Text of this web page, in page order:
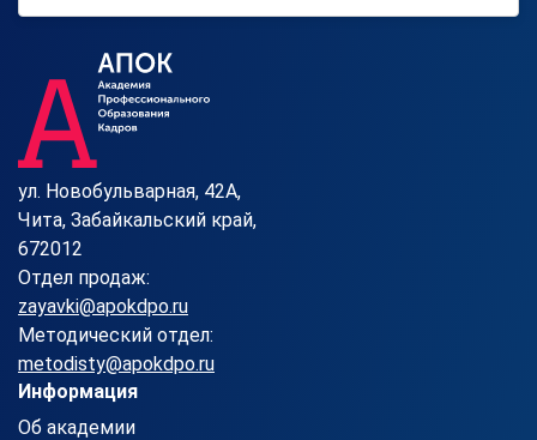
ул. Новобульварная, 42А,
Чита, Забайкальский край,
672012
Отдел продаж:
zayavki@apokdpo.ru
Методический отдел:
metodisty@apokdpo.ru
Информация
Об академии